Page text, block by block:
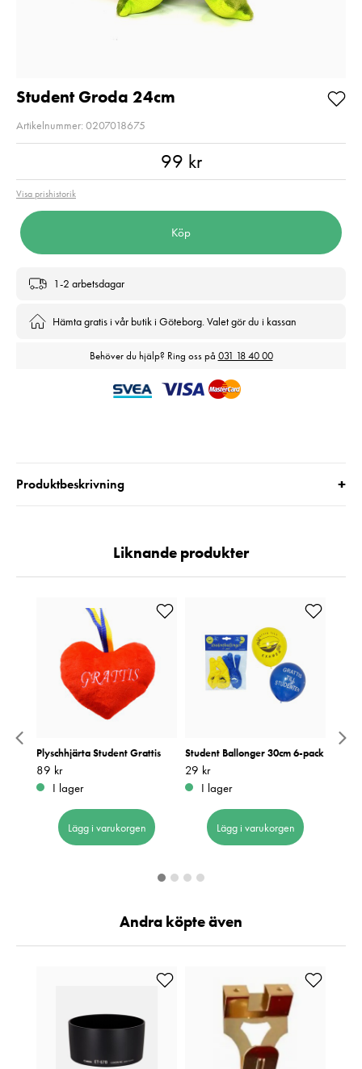
I lager
Student Groda 24cm
Artikelnummer: 0207018675
99 kr
Visa prishistorik
Köp
1-2 arbetsdagar
Hämta gratis i vår butik i Göteborg. Valet gör du i kassan
Behöver du hjälp? Ring oss på 031 18 40 00
Produktbeskrivning +
Liknande produkter
Plyschhjärta Student Grattis
Pris :89 kr
89 kr
I lager
Lägg i varukorgen
Student Ballonger 30cm 6-pack
Pris :29 kr
29 kr
I lager
Lägg i varukorgen
Andra köpte även